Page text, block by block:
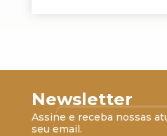
Newsletter
Assine e receba nossas
seu email.